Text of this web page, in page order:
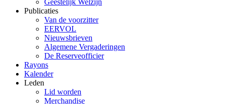
Geestelijk Welzijn
Publicaties
Van de voorzitter
EERVOL
Nieuwsbrieven
Algemene Vergaderingen
De Reserveofficier
Rayons
Kalender
Leden
Lid worden
Merchandise